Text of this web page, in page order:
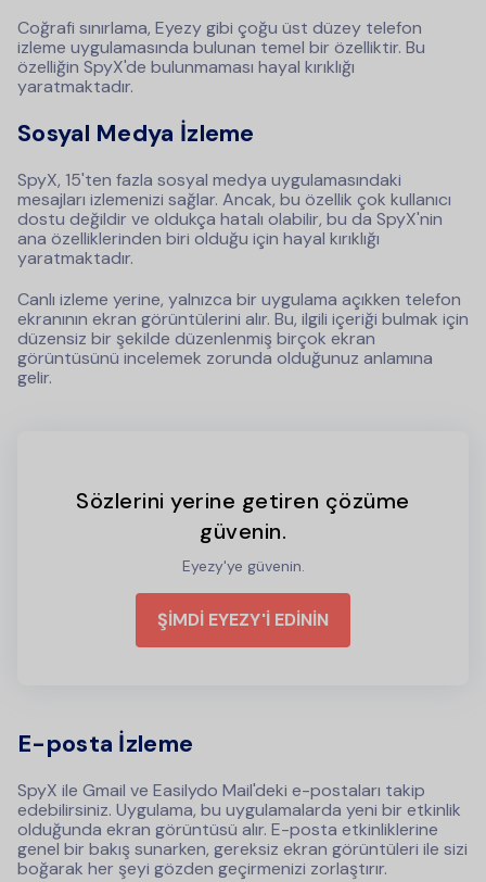
Coğrafi sınırlama, Eyezy gibi çoğu üst düzey telefon
izleme uygulamasında bulunan temel bir özelliktir. Bu
özelliğin SpyX'de bulunmaması hayal kırıklığı
yaratmaktadır.
Sosyal Medya İzleme
SpyX, 15'ten fazla sosyal medya uygulamasındaki
mesajları izlemenizi sağlar. Ancak, bu özellik çok kullanıcı
dostu değildir ve oldukça hatalı olabilir, bu da SpyX'nin
ana özelliklerinden biri olduğu için hayal kırıklığı
yaratmaktadır.
Canlı izleme yerine, yalnızca bir uygulama açıkken telefon
ekranının ekran görüntülerini alır. Bu, ilgili içeriği bulmak için
düzensiz bir şekilde düzenlenmiş birçok ekran
görüntüsünü incelemek zorunda olduğunuz anlamına
gelir.
Sözlerini yerine getiren çözüme
güvenin.
Eyezy'ye güvenin.
ŞİMDİ EYEZY'İ EDİNİN
E-posta İzleme
SpyX ile Gmail ve Easilydo Mail'deki e-postaları takip
edebilirsiniz. Uygulama, bu uygulamalarda yeni bir etkinlik
olduğunda ekran görüntüsü alır. E-posta etkinliklerine
genel bir bakış sunarken, gereksiz ekran görüntüleri ile sizi
boğarak her şeyi gözden geçirmenizi zorlaştırır.